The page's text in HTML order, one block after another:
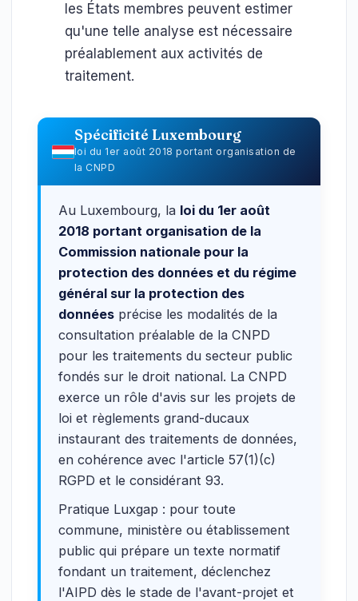
les États membres peuvent estimer
qu'une telle analyse est nécessaire
préalablement aux activités de
traitement.
Spécificité Luxembourg
loi du 1er août 2018 portant organisation de
la CNPD
Au Luxembourg, la loi du 1er août
2018 portant organisation de la
Commission nationale pour la
protection des données et du régime
général sur la protection des
données précise les modalités de la
consultation préalable de la CNPD
pour les traitements du secteur public
fondés sur le droit national. La CNPD
exerce un rôle d'avis sur les projets de
loi et règlements grand-ducaux
instaurant des traitements de données,
en cohérence avec l'article 57(1)(c)
RGPD et le considérant 93.
Pratique Luxgap : pour toute
commune, ministère ou établissement
public qui prépare un texte normatif
fondant un traitement, déclenchez
l'AIPD dès le stade de l'avant-projet et